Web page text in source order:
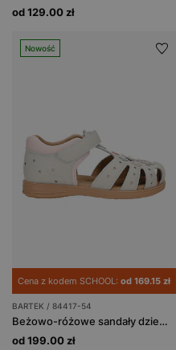
od 129.00 zł
Nowość
Cena z kodem SCHOOL: od 169.15 zł
BARTEK / 84417-54
Beżowo-różowe sandały dziewczęce z motywem kwiatowym BARTEK 84417-54
od 199.00 zł